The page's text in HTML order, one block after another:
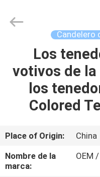
HOGAR
PRODUCTOS
SOBRE
NOSOTROS
HOME
PRODUCTS
Candelero
Los
votivos de
los
Colored
Place of Origin:
China
Nombre de la
marca:
OEM